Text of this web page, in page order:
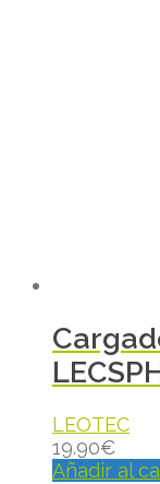
LEOTEC
19.90€
Añadir al